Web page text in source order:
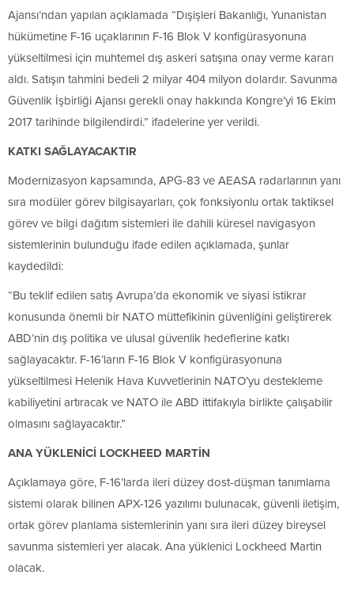
Ajansı’ndan yapılan açıklamada “Dışişleri Bakanlığı, Yunanistan
hükümetine F-16 uçaklarının F-16 Blok V konfigürasyonuna
yükseltilmesi için muhtemel dış askeri satışına onay verme kararı
aldı. Satışın tahmini bedeli 2 milyar 404 milyon dolardır. Savunma
Güvenlik İşbirliği Ajansı gerekli onay hakkında Kongre’yi 16 Ekim
2017 tarihinde bilgilendirdi.” ifadelerine yer verildi.
KATKI SAĞLAYACAKTIR
Modernizasyon kapsamında, APG-83 ve AEASA radarlarının yanı
sıra modüler görev bilgisayarları, çok fonksiyonlu ortak taktiksel
görev ve bilgi dağıtım sistemleri ile dahili küresel navigasyon
sistemlerinin bulunduğu ifade edilen açıklamada, şunlar
kaydedildi:
“Bu teklif edilen satış Avrupa’da ekonomik ve siyasi istikrar
konusunda önemli bir NATO müttefikinin güvenliğini geliştirerek
ABD’nin dış politika ve ulusal güvenlik hedeflerine katkı
sağlayacaktır. F-16’ların F-16 Blok V konfigürasyonuna
yükseltilmesi Helenik Hava Kuvvetlerinin NATO’yu destekleme
kabiliyetini artıracak ve NATO ile ABD ittifakıyla birlikte çalışabilir
olmasını sağlayacaktır.”
ANA YÜKLENİCİ LOCKHEED MARTİN
Açıklamaya göre, F-16’larda ileri düzey dost-düşman tanımlama
sistemi olarak bilinen APX-126 yazılımı bulunacak, güvenli iletişim,
ortak görev planlama sistemlerinin yanı sıra ileri düzey bireysel
savunma sistemleri yer alacak. Ana yüklenici Lockheed Martin
olacak.